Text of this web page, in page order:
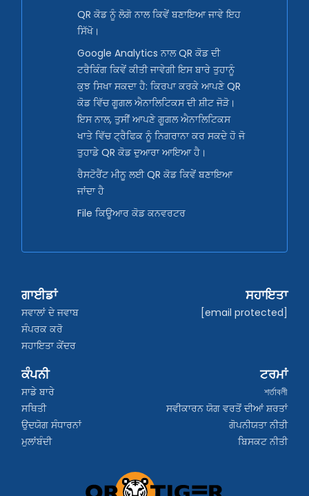
QR ਕੋਡ ਨੂੰ ਲੋਗੋ ਨਾਲ ਕਿਵੇਂ ਬਣਾਇਆ ਜਾਵੇ ਇਹ
ਸਿੱਖੋ।
Google Analytics ਨਾਲ QR ਕੋਡ ਦੀ
ਟਰੈਕਿੰਗ ਕਿਵੇਂ ਕੀਤੀ ਜਾਵੇਗੀ ਇਸ ਬਾਰੇ ਤੁਹਾਨੂੰ
ਕੁਝ ਸਿਖਾ ਸਕਦਾ ਹੈ: ਕਿਰਪਾ ਕਰਕੇ ਆਪਣੇ QR
ਕੋਡ ਵਿੱਚ ਗੂਗਲ ਐਨਾਲਿਟਿਕਸ ਦੀ ਸ਼ੀਟ ਜੋੜੋ।
ਇਸ ਨਾਲ, ਤੁਸੀਂ ਆਪਣੇ ਗੂਗਲ ਐਨਾਲਿਟਿਕਸ
ਖਾਤੇ ਵਿੱਚ ਟ੍ਰੈਫਿਕ ਨੂੰ ਨਿਗਰਾਨਾ ਕਰ ਸਕਦੇ ਹੋ ਜੋ
ਤੁਹਾਡੇ QR ਕੋਡ ਦੁਆਰਾ ਆਇਆ ਹੈ।
ਰੈਸਟੋਰੈਂਟ ਮੀਨੂ ਲਈ QR ਕੋਡ ਕਿਵੇਂ ਬਣਾਇਆ
ਜਾਂਦਾ ਹੈ
File ਕਿਊਆਰ ਕੋਡ ਕਨਵਰਟਰ
ਗਾਈਡਾਂ
ਸਵਾਲਾਂ ਦੇ ਜਵਾਬ
ਸੰਪਰਕ ਕਰੋ
ਸਹਾਇਤਾ ਕੇਂਦਰ
ਸਹਾਇਤਾ
[email protected]
ਕੰਪਨੀ
ਸਾਡੇ ਬਾਰੇ
ਸਥਿਤੀ
ਉਦਯੋਗ ਸੰਧਾਰਨਾਂ
ਮੁਲਾਂਬੰਦੀ
ਟਰਮਾਂ
শর্তাবলী
ਸਵੀਕਾਰਨ ਯੋਗ ਵਰਤੋਂ ਦੀਆਂ ਸ਼ਰਤਾਂ
ਗੋਪਨੀਯਤਾ ਨੀਤੀ
ਬਿਸਕਟ ਨੀਤੀ